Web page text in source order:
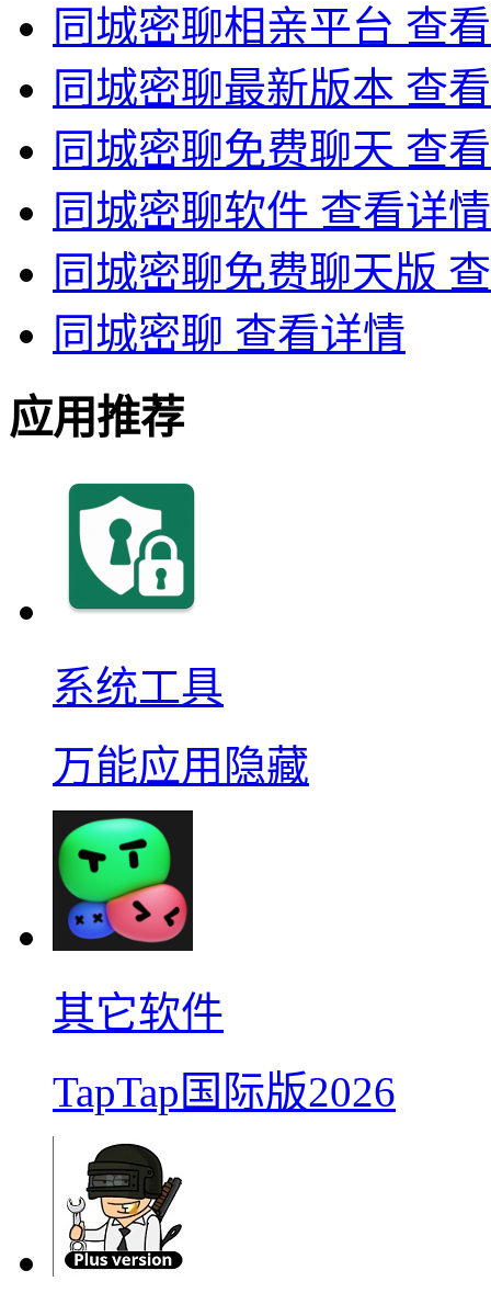
同城密聊相亲平台 查
同城密聊最新版本 查
同城密聊免费聊天 查
同城密聊软件 查看详情
同城密聊免费聊天版
同城密聊 查看详情
应用推荐
系统工具
万能应用隐藏
其它软件
TapTap国际版2026